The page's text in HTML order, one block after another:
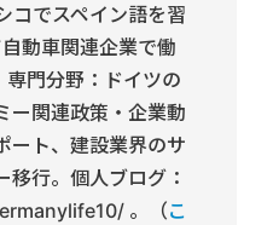
コでスペイン語を習
動車関連企業で働
門分野：ドイツの
ー関連政策・企業動
ート、建設業界のサ
移行。個人ブログ：
。（こ